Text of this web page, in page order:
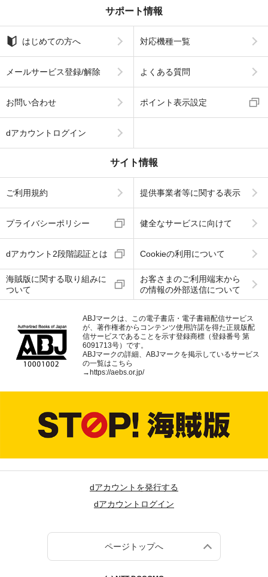
サポート情報
はじめての方へ 対応機種一覧
メールサービス登録/解除 よくある質問
お問い合わせ ポイント表示設定
dアカウントログイン
サイト情報
ご利用規約 提供事業者等に関する表示
プライバシーポリシー 健全なサービスに向けて
dアカウント2段階認証とは Cookieの利用について
海賊版に関する取り組みに
ついて
お客さまのご利用端末から
の情報の外部送信について
ABJマークは、この電子書店・電子書籍配信サービス
が、著作権者からコンテンツ使用許諾を得た正規版配
信サービスであることを示す登録商標（登録番号 第
6091713号）です。
ABJマークの詳細、ABJマークを掲示しているサービス
の一覧はこちら
→ https://aebs.or.jp/
dアカウントを発行する
dアカウントログイン
ページトップへ